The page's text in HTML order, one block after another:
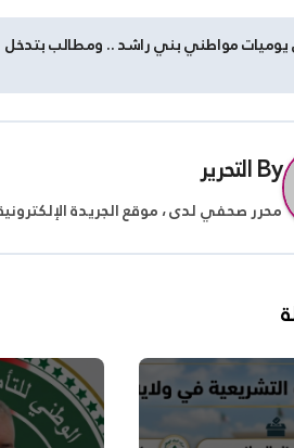
مواطني بني راشد .. ومطالب بتدخل
Byالتحرير
محرر صحفي لدى ، موقع الجريدة